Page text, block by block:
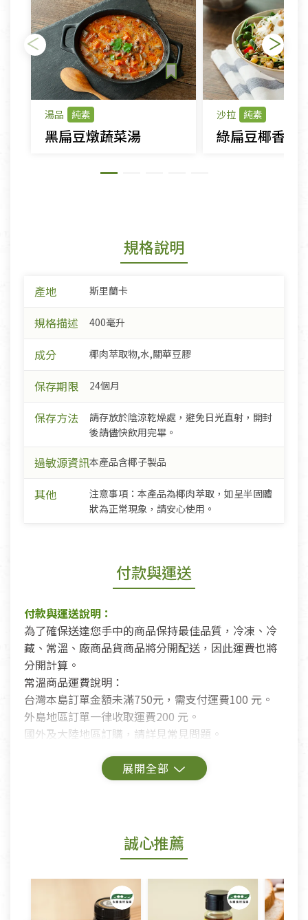
湯品 純素
黑扁豆燉蔬菜湯
沙拉 純素
綠扁豆椰香優
規格說明
產地 斯里蘭卡
規格描述 400毫升
成分 椰肉萃取物,水,關華豆膠
保存期限 24個月
保存方法
請存放於陰涼乾燥處，避免日光直射，開封
後請儘快飲用完畢。
過敏源資訊本產品含椰子製品
其他
注意事項：本產品為椰肉萃取，如呈半固體
狀為正常現象，請安心使用。
付款與運送
付款與運送說明：
為了確保送達您手中的商品保持最佳品質，冷凍、冷
藏、常溫、廠商品貨商品將分開配送，因此運費也將
分開計算。
常溫商品運費說明：
台灣本島訂單金額未滿750元，需支付運費100 元。
外島地區訂單一律收取運費200 元。
國外及大陸地區訂購，請詳見常見問題。
鑑賞期商品說明：
若您購買的商品有下列「不適用七天鑑賞期商品」情
形者，除商品瑕疵以外，恕不接受退換貨.
依消保法之規定提供該商品七天免費鑑賞期(含例假
日)的服務，原則上若商品未經使用或被汙損(除商品
瑕疵)，一般皆可申請退換貨。
誠心推薦